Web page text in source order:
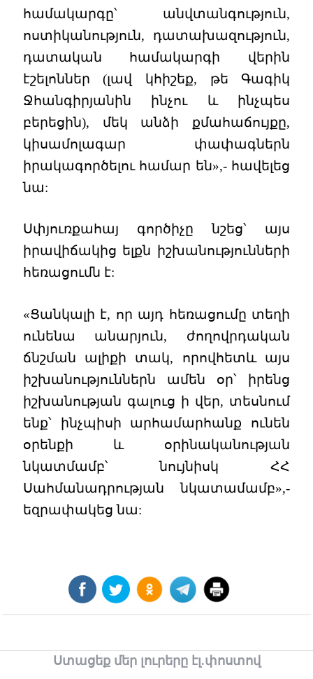
համակարգը՝ անվտանգություն,
ոստիկանություն, դատախազություն,
դատական համակարգի վերին
էշելոններ (լավ կհիշեք, թե Գագիկ
Ջհանգիրյանին ինչու և ինչպես
բերեցին), մեկ անձի քմահաճույքը,
կիսամոլագար փափագներն
իրակագործելու համար են»,- հավելեց
նա:
Սփյուռքահայ գործիչը նշեց՝ այս
իրավիճակից ելքն իշխանությունների
հեռացումն է:
«Ցանկալի է, որ այդ հեռացումը տեղի
ունենա անարյուն, ժողովրդական
ճնշման ալիքի տակ, որովհետև այս
իշխանություններն ամեն օր՝ իրենց
իշխանության գալուց ի վեր, տեսնում
ենք՝ ինչպիսի արհամարհանք ունեն
օրենքի և օրինականության
նկատմամբ՝ նույնիսկ ՀՀ
Սահմանադրության նկատամամբ»,-
եզրափակեց նա:
Ստացեք մեր լուրերը էլ.փոստով